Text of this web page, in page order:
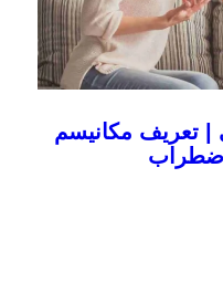
| تعریف مکانیسم
اضطراب